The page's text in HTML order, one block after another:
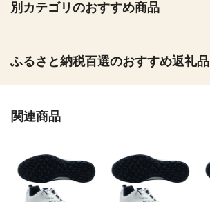
別カテゴリのおすすめ商品
ふるさと納税百選のおすすめ返礼品
関連商品